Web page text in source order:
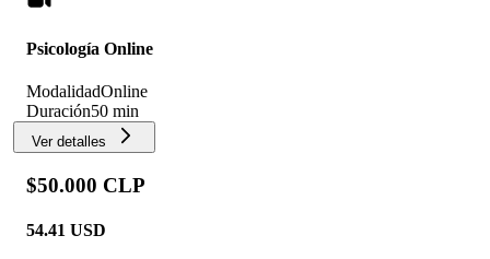
Psicología Online
ModalidadOnline
Duración50 min
Ver detalles
$50.000 CLP
54.41 USD